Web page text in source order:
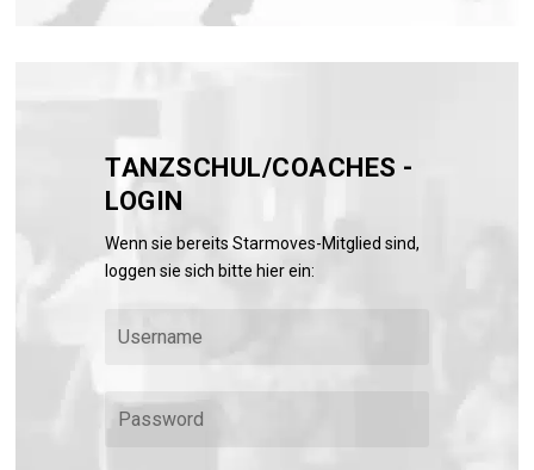
TANZSCHUL/COACHES -
LOGIN
Wenn sie bereits Starmoves-Mitglied sind,
loggen sie sich bitte hier ein: